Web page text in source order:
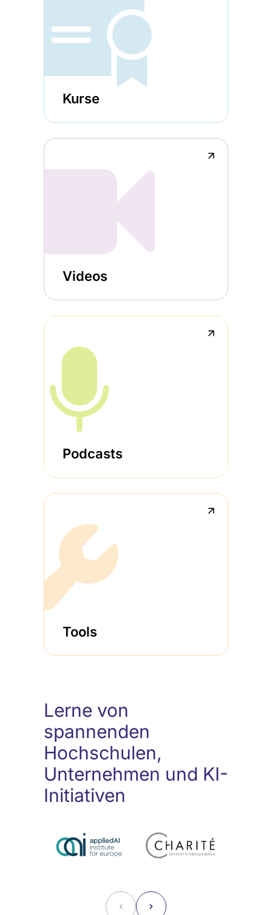
Kurse
↗
Videos
↗
Podcasts
↗
Tools
Lerne von
spannenden
Hochschulen,
Unternehmen und KI-
Initiativen
˂ ˃